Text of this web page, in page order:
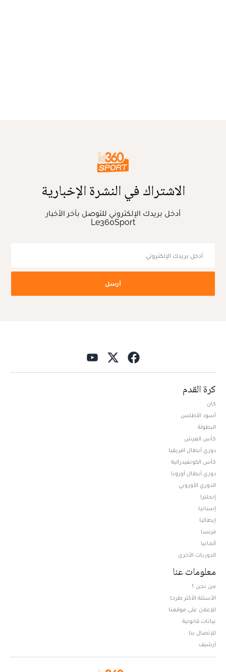
الاشتراك في النشرة الإخبارية
أدخل بريدك الإلكتروني للتوصل بآخر الأخبار
Le360Sport
أرسل
كرة القدم
كان
أسود الأطلس
البطولة
كأس العرش
دوري أبطال افريقيا
كأس الكونفيدرالية
دوري أبطال أوروبا
الدوري الأوروبي
إنجلترا
إسبانيا
إيطاليا
فرنسا
ألمانيا
الدوريات الأخرى
معلومات عنا
من نحن ؟
الأسئلة الأكثر طرحا
للإعلان على موقعنا
بيانات قانونية
للإتصال بنا
أرشيف